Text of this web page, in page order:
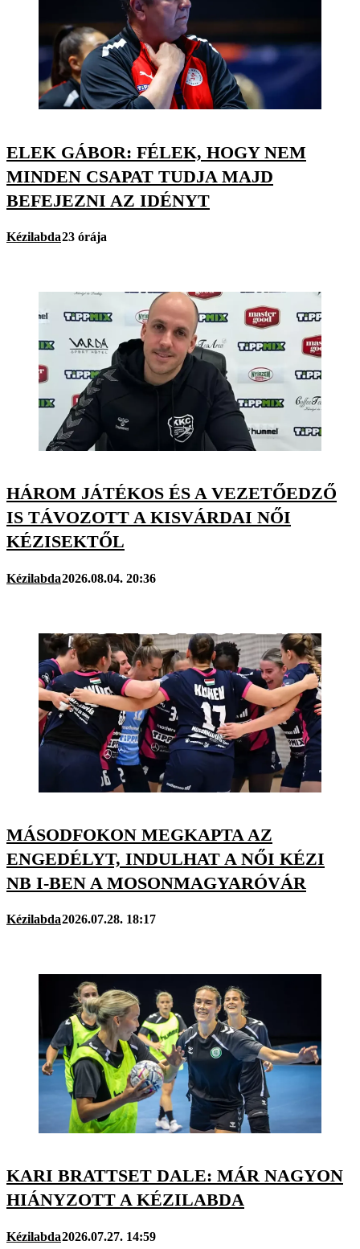
ELEK GÁBOR: FÉLEK, HOGY NEM
MINDEN CSAPAT TUDJA MAJD
BEFEJEZNI AZ IDÉNYT
Kézilabda23 órája
HÁROM JÁTÉKOS ÉS A VEZETŐEDZŐ
IS TÁVOZOTT A KISVÁRDAI NŐI
KÉZISEKTŐL
Kézilabda2026.08.04. 20:36
MÁSODFOKON MEGKAPTA AZ
ENGEDÉLYT, INDULHAT A NŐI KÉZI
NB I-BEN A MOSONMAGYARÓVÁR
Kézilabda2026.07.28. 18:17
KARI BRATTSET DALE: MÁR NAGYON
HIÁNYZOTT A KÉZILABDA
Kézilabda2026.07.27. 14:59